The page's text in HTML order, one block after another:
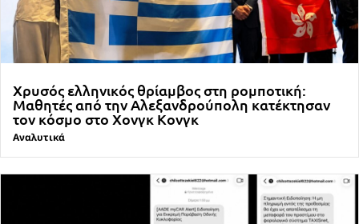
Χρυσός ελληνικός θρίαμβος στη ρομποτική:
Μαθητές από την Αλεξανδρούπολη κατέκτησαν
τον κόσμο στο Χονγκ Κονγκ
Αναλυτικά